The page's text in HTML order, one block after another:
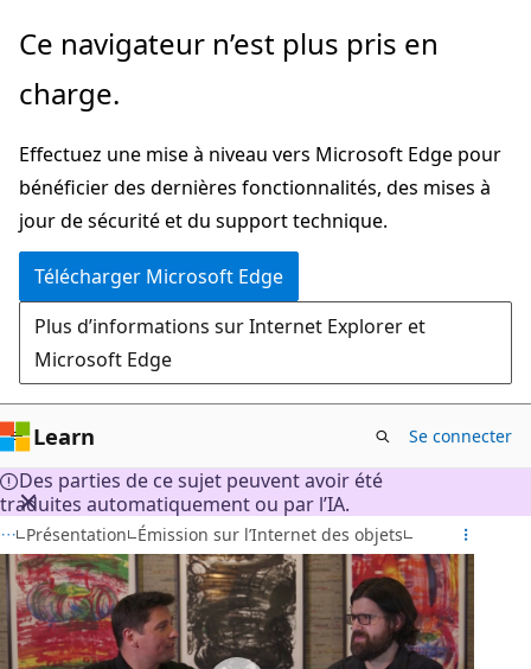
Passer
contenu
Ce navigateur n’est plus pris en
charge.
Effectuez une mise à niveau vers Microsoft Edge pour
bénéficier des dernières fonctionnalités, des mises à
jour de sécurité et du support technique.
Télécharger Microsoft Edge
Plus d’informations sur Internet Explorer et
Microsoft Edge
Learn Se connecter
Des parties de ce sujet peuvent avoir été
traduites automatiquement ou par l’IA.
Présentation Émission sur l’Internet des objets